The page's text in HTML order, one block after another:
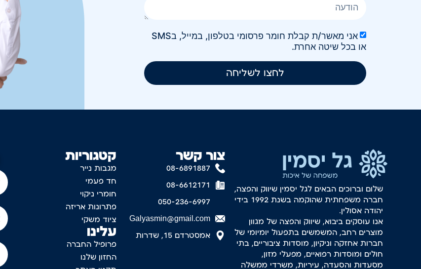
אני מאשר/ת קבלת חומר פרסומי בטלפון, במייל, בSMS
או בכל שיטה אחרת.
לחצו לשליחה
קטגוריות
מגבות נייר
חד פעמי
חומרי ניקוי
פתרונות אריזה
ציוד משקי
עלינו
פרופיל החברה
החזון שלנו
צור קשר
08-6891887
08-6612171
050-236-6997
Galyasmin@gmail.com
אמסטרדם 15, שדרות
שלום וברוכים הבאים לגל יסמין שיווק והפצה,
חברה משפחתית שהוקמה בשנת 1992 בידי
יהודה אסולין.
אנו עוסקים ביבוא, שיווק והפצה של מגוון
מוצרים רחב, המשמשים בתפעול יומיומי של
חברות אחזקה וניקיון, מוסדות ציבוריים, בתי
חולים ומוסדות רפואיים, מפעלי מזון,
מסעדות והסעדה, עיריות, משרדי ממשלה